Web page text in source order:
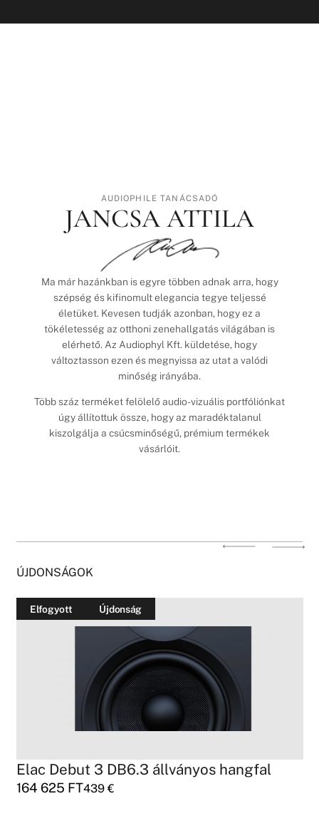
AUDIOPHILE TANÁCSADÓ
JANCSA ATTILA
Ma már hazánkban is egyre többen adnak arra, hogy
szépség és kifinomult elegancia tegye teljessé
életüket. Kevesen tudják azonban, hogy ez a
tökéletesség az otthoni zenehallgatás világában is
elérhető. Az Audiophyl Kft. küldetése, hogy
változtasson ezen és megnyissa az utat a valódi
minőség irányába.
Több száz terméket felölelő audio-vizuális portfóliónkat
úgy állítottuk össze, hogy az maradéktalanul
kiszolgálja a csúcsminőségű, prémium termékek
vásárlóit.
ÚJDONSÁGOK
Elfogyott Újdonság
Elac Debut 3 DB6.3 állványos hangfal
164 625 FT439€